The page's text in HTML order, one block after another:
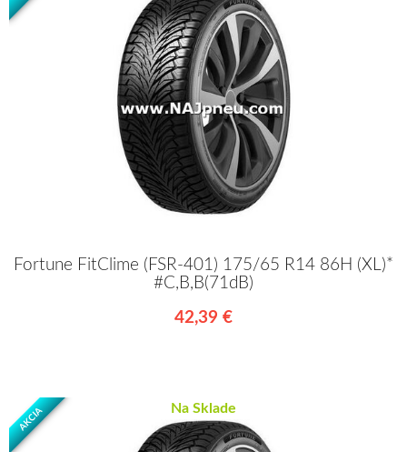
Fortune FitClime (FSR-401) 175/65 R14 86H (XL)*
#C,B,B(71dB)
42,39 €
AKCIA Na Sklade